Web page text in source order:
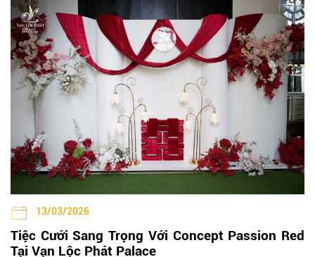
13/03/2026
Tiệc Cưới Sang Trọng Với Concept Passion Red
Tại Vạn Lộc Phát Palace